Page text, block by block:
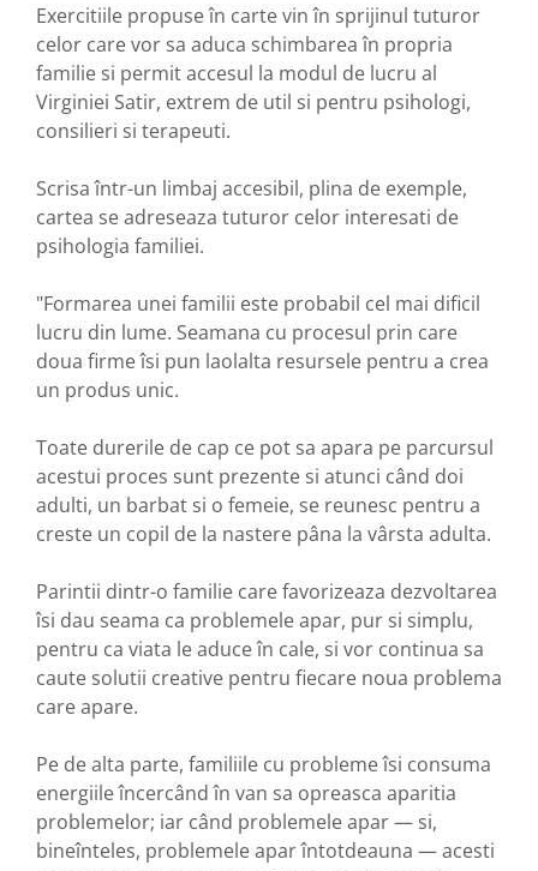
Exercitiile propuse în carte vin în sprijinul tuturor
celor care vor sa aduca schimbarea în propria
familie si permit accesul la modul de lucru al
Virginiei Satir, extrem de util si pentru psihologi,
consilieri si terapeuti.
Scrisa într-un limbaj accesibil, plina de exemple,
cartea se adreseaza tuturor celor interesati de
psihologia familiei.
"Formarea unei familii este probabil cel mai dificil
lucru din lume. Seamana cu procesul prin care
doua firme îsi pun laolalta resursele pentru a crea
un produs unic.
Toate durerile de cap ce pot sa apara pe parcursul
acestui proces sunt prezente si atunci când doi
adulti, un barbat si o femeie, se reunesc pentru a
creste un copil de la nastere pâna la vârsta adulta.
Parintii dintr-o familie care favorizeaza dezvoltarea
îsi dau seama ca problemele apar, pur si simplu,
pentru ca viata le aduce în cale, si vor continua sa
caute solutii creative pentru fiecare noua problema
care apare.
Pe de alta parte, familiile cu probleme îsi consuma
energiile încercând în van sa opreasca aparitia
problemelor; iar când problemele apar — si,
bineînteles, problemele apar întotdeauna — acesti